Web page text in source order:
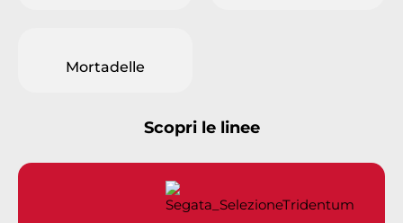
Mortadelle
Scopri le linee